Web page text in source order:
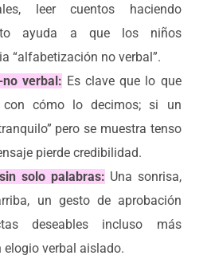
leer cuentos haciendo
ayuda a que los niños
“alfabetización no verbal”.
verbal: Es clave que lo que
con cómo lo decimos; si un
pero se muestra tenso
pierde credibilidad.
solo palabras: Una sonrisa,
un gesto de aprobación
deseables incluso más
elogio verbal aislado.